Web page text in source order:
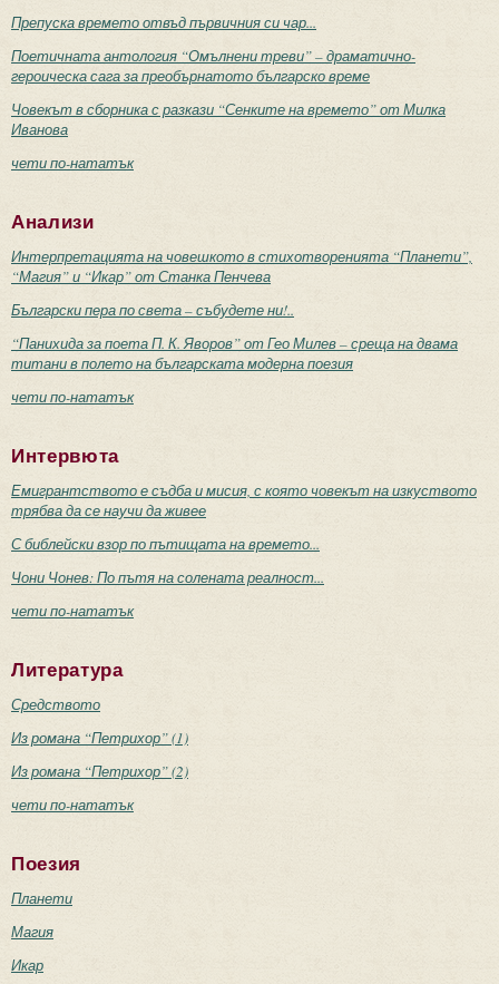
Препуска времето отвъд първичния си чар...
Поетичната антология “Омълнени треви” – драматично-
героическа сага за преобърнатото българско време
Човекът в сборника с разкази “Сенките на времето” от Милка
Иванова
чети по-нататък
Анализи
Интерпретацията на човешкото в стихотворенията “Планети”,
“Магия” и “Икар” от Станка Пенчева
Български пера по света – събудете ни!..
“Панихида за поета П. К. Яворов” от Гео Милев – среща на двама
титани в полето на българската модерна поезия
чети по-нататък
Интервюта
Емигрантството е съдба и мисия, с която човекът на изкуството
трябва да се научи да живее
С библейски взор по пътищата на времето...
Чони Чонев: По пътя на солената реалност...
чети по-нататък
Литература
Средството
Из романа “Петрихор” (1)
Из романа “Петрихор” (2)
чети по-нататък
Поезия
Планети
Магия
Икар